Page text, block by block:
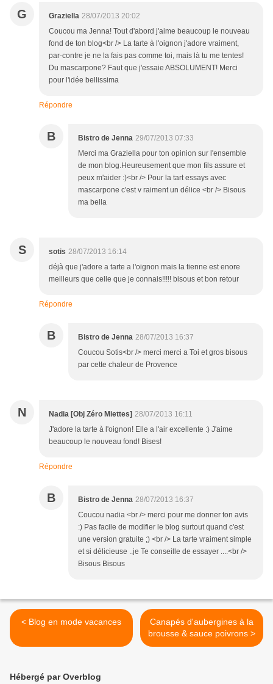
G Graziella 28/07/2013 20:02
Coucou ma Jenna! Tout d'abord j'aime beaucoup le nouveau
fond de ton blog<br /> La tarte à l'oignon j'adore vraiment,
par-contre je ne la fais pas comme toi, mais là tu me tentes!
Du mascarpone? Faut que j'essaie ABSOLUMENT! Merci
pour l'idée bellissima
Répondre
B Bistro de Jenna 29/07/2013 07:33
Merci ma Graziella pour ton opinion sur l'ensemble
de mon blog.Heureusement que mon fils assure et
peux m'aider :)<br /> Pour la tart essays avec
mascarpone c'est v raiment un délice <br /> Bisous
ma bella
S sotis 28/07/2013 16:14
déjà que j'adore a tarte a l'oignon mais la tienne est enore
meilleurs que celle que je connais!!!!! bisous et bon retour
Répondre
B Bistro de Jenna 28/07/2013 16:37
Coucou Sotis<br /> merci merci a Toi et gros bisous
par cette chaleur de Provence
N Nadia [Obj Zéro Miettes] 28/07/2013 16:11
J'adore la tarte à l'oignon! Elle a l'air excellente :) J'aime
beaucoup le nouveau fond! Bises!
Répondre
B Bistro de Jenna 28/07/2013 16:37
Coucou nadia <br /> merci pour me donner ton avis
:) Pas facile de modifier le blog surtout quand c'est
une version gratuite ;) <br /> La tarte vraiment simple
et si délicieuse ..je Te conseille de essayer ....<br />
Bisous Bisous
< Blog en mode vacances
Canapés d'aubergines à la
brousse & sauce poivrons >
Hébergé par Overblog